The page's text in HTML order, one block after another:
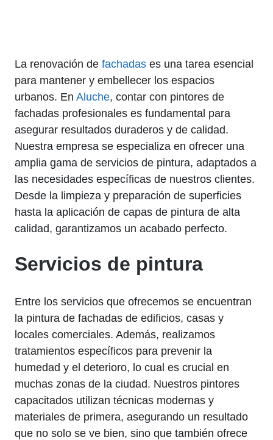
La renovación de fachadas es una tarea esencial
para mantener y embellecer los espacios
urbanos. En Aluche, contar con pintores de
fachadas profesionales es fundamental para
asegurar resultados duraderos y de calidad.
Nuestra empresa se especializa en ofrecer una
amplia gama de servicios de pintura, adaptados a
las necesidades específicas de nuestros clientes.
Desde la limpieza y preparación de superficies
hasta la aplicación de capas de pintura de alta
calidad, garantizamos un acabado perfecto.
Servicios de pintura
Entre los servicios que ofrecemos se encuentran
la pintura de fachadas de edificios, casas y
locales comerciales. Además, realizamos
tratamientos específicos para prevenir la
humedad y el deterioro, lo cual es crucial en
muchas zonas de la ciudad. Nuestros pintores
capacitados utilizan técnicas modernas y
materiales de primera, asegurando un resultado
que no solo se ve bien, sino que también ofrece